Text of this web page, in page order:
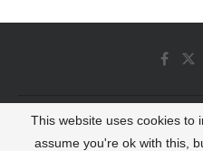
© 2022 - Luminous
This website uses cookies to
assume you're ok with this,